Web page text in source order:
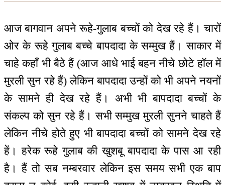
आज बागवान अपने रूहे-गुलाब बच्चों को देख रहे हैं। चारों
ओर के रूहे गुलाब बच्चे बापदादा के सम्मुख हैं। साकार में
चाहे कहाँ भी बैठे हैं (आज आधे भाई बहन नीचे छोटे हॉल में
मुरली सुन रहे हैं) लेकिन बापदादा उन्हों को भी अपने नयनों
के सामने ही देख रहे हैं। अभी भी बापदादा बच्चों के
संकल्प को सुन रहे हैं। सभी सम्मुख मुरली सुनने चाहते हैं
लेकिन नीचे होते हुए भी बापदादा बच्चों को सामने देख रहे
हें। हरेक रूहे गुलाब की खुशबू बापदादा के पास आ रही
है। हैं तो सब नम्बरवार लेकिन इस समय सभी एक बाप